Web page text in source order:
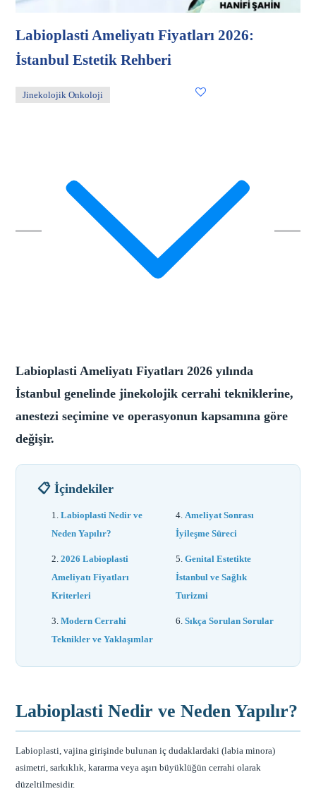
Labioplasti Ameliyatı Fiyatları 2026:
İstanbul Estetik Rehberi
Jinekolojik Onkoloji
Labioplasti Ameliyatı Fiyatları 2026 yılında
İstanbul genelinde jinekolojik cerrahi tekniklerine,
anestezi seçimine ve operasyonun kapsamına göre
değişir.
📋 İçindekiler
Labioplasti Nedir ve
Neden Yapılır?
2026 Labioplasti
Ameliyatı Fiyatları
Kriterleri
Modern Cerrahi
Teknikler ve Yaklaşımlar
Ameliyat Sonrası
İyileşme Süreci
Genital Estetikte
İstanbul ve Sağlık
Turizmi
Sıkça Sorulan Sorular
Labioplasti Nedir ve Neden Yapılır?
Labioplasti, vajina girişinde bulunan iç dudaklardaki (labia minora)
asimetri, sarkıklık, kararma veya aşırı büyüklüğün cerrahi olarak
düzeltilmesidir.